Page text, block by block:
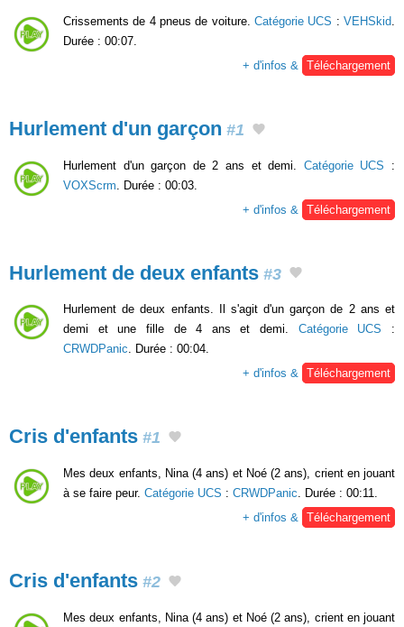
Crissements de 4 pneus de voiture. Catégorie UCS :VEHSkid
Durée : 00:07.
+ d'infos &
Téléchargement
Hurlement d'un garçon #1
Hurlement d'un garçon de 2 ans et demi. Catégorie UCS :
VOXScrm . Durée : 00:03.
+ d'infos &
Téléchargement
Hurlement de deux enfants #3
Hurlement de deux enfants. Il s'agit d'un garçon de 2 ans et
demi et une fille de 4 ans et demi. Catégorie UCS :
CRWDPanic. Durée : 00:04.
+ d'infos & Téléchargement
Cris d'enfants #1
Mes deux enfants, Nina (4 ans) et Noé (2 ans), crient en jouant
à se faire peur. Catégorie UCS : CRWDPanic . Durée : 00:11.
+ d'infos &
Téléchargement
Cris d'enfants #2
Mes deux enfants, Nina (4 ans) et Noé (2 ans), crient en jouant